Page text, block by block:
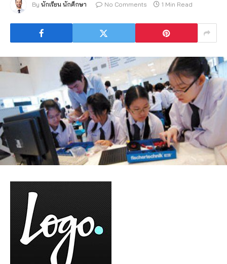
By นักเรียน นักศึกษา No Comments 1 Min Read